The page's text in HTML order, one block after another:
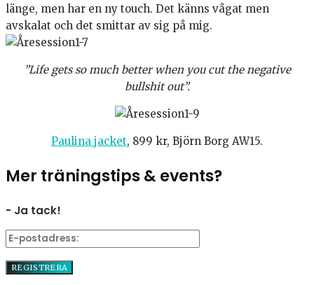
länge, men har en ny touch. Det känns vågat men
avskalat och det smittar av sig på mig.
”Life gets so much better when you cut the negative
bullshit out”.
Paulina jacket, 899 kr, Björn Borg AW15.
Mer träningstips & events?
- Ja tack!